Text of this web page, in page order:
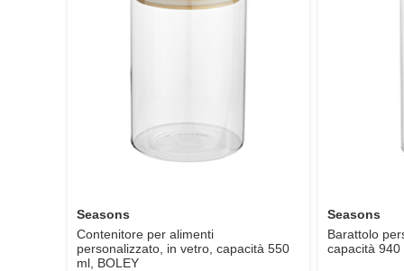
Seasons
Contenitore per alimenti
personalizzato, in vetro, capacità 550
ml, BOLEY
Seasons
Barattolo
capacità 940